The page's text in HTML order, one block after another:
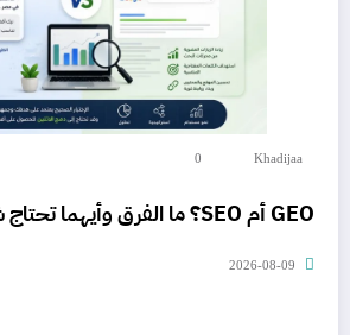
Khadijaa
0
GEO أم SEO؟ ما الفرق وأيهما تحتاج شركتك؟
2026-08-09